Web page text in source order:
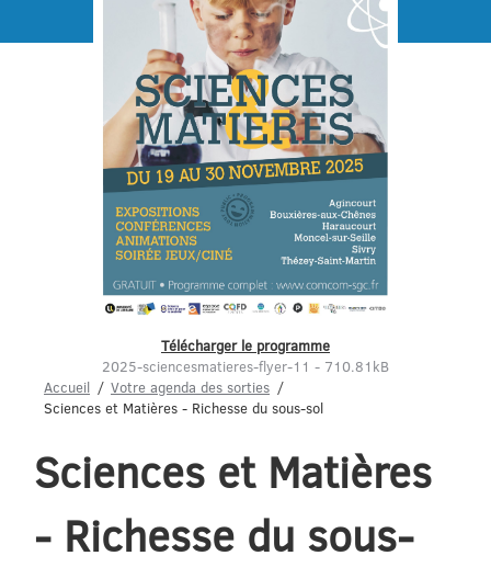
Menu
Télécharger le programme
2025-sciencesmatieres-flyer-11 - 710.81kB
Accueil
Votre agenda des sorties
Sciences et Matières - Richesse du sous-sol
Sciences et Matières
- Richesse du sous-